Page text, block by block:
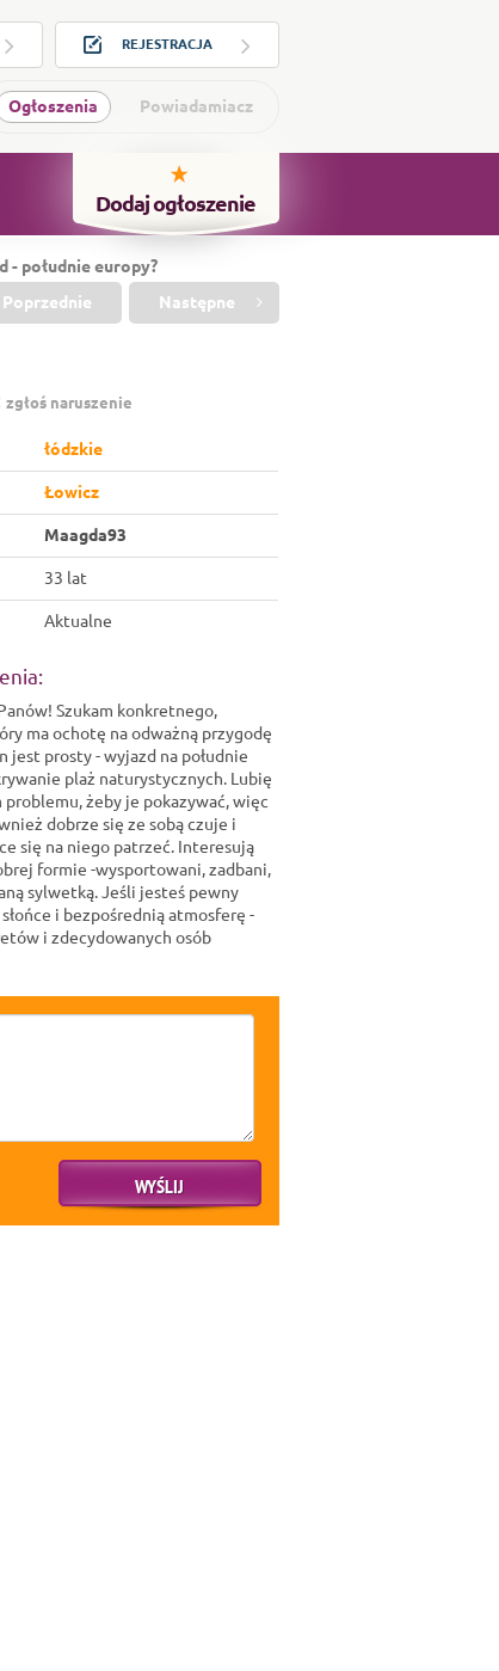
REJESTRACJA
Ogłoszenia Powiadamiacz
Dodaj ogłoszenie
- południe europy?
Poprzednie Następne
zgłoś naruszenie
łódzkie
Łowicz
Maagda93
33 lat
Aktualne
Szukam konkretnego,
ma ochotę na odważną przygodę
jest prosty - wyjazd na południe
plaż naturystycznych. Lubię
problemu, żeby je pokazywać, więc
dobrze się ze sobą czuje i
się na niego patrzeć. Interesują
formie -wysportowani, zadbani,
sylwetką. Jeśli jesteś pewny
i bezpośrednią atmosferę -
i zdecydowanych osób
WYŚLIJ